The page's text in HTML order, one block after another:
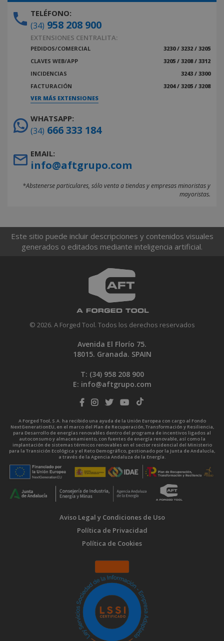
TELÉFONO:
(34) 958 208 900
EXTENSIONES CENTRALITA:
PEDIDOS/COMERCIAL
3230 / 3232 / 3205
CLAVES WEB/APP
3205 / 3208 / 3312
INCIDENCIAS
3243 / 3300
FACTURACIÓN
3204 / 3205 / 3208
VER MÁS EXTENSIONES
WHATSAPP:
(34) 666 333 184
EMAIL:
info@aftgrupo.com
*Abstenerse particulares, sólo venta a tiendas y empresas minoristas y
mayoristas.
Este sitio puede incluir descripciones y contenidos visuales
generados o editados mediante inteligencia artificial.
© 2026. A Forged Tool. Todos los derechos reservados
Avenida El Florío 75.
18015. Granada. SPAIN
T: (34) 958 208 900
E: info@aftgrupo.com
A Forged Tool, S.A. ha recibido una ayuda de la Unión Europea con cargo al Fondo
NextGenerationEU, en el marco del Plan de Recuperación, Transformación y Resiliencia,
para Desarrollo de energías renovables dentro del programa de incentivos ligados al
autoconsumo y almacenamiento, con fuentes de energía renovable, así como la
implantación de sistemas térmicos renovables en el sector residencial del Ministerio
para la Transición Ecológica y el Reto Demográfico, gestionado por la Junta de Andalucía,
a través de la Agencia Andaluza de la Energía.
Aviso Legal y Condiciones de Uso
Política de Privacidad
Política de Cookies